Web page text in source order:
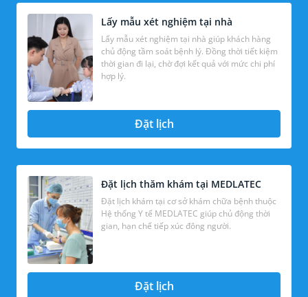
Lấy mẫu xét nghiệm tại nhà
Lấy mẫu xét nghiệm tại nhà giúp khách hàng
chủ động tầm soát bệnh lý. Đồng thời tiết kiệm
thời gian đi lại, chờ đợi kết quả với mức chi phí
hợp lý.
Đặt lịch
Đặt lịch thăm khám tại MEDLATEC
Đặt lịch khám tại cơ sở khám chữa bệnh thuộc
Hệ thống Y tế MEDLATEC giúp chủ động thời
gian, hạn chế tiếp xúc đông người.
Đặt lịch